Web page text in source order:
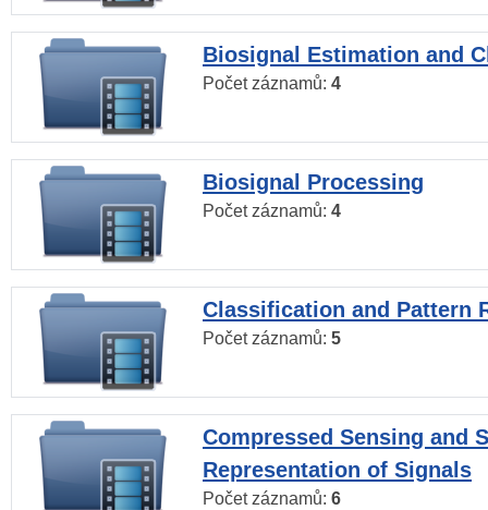
Biosignal Estimation and
Počet záznamů: 4
Biosignal Processing
Počet záznamů: 4
Classification and Pattern
Počet záznamů: 5
Compressed Sensing and
Representation of Signals
Počet záznamů: 6